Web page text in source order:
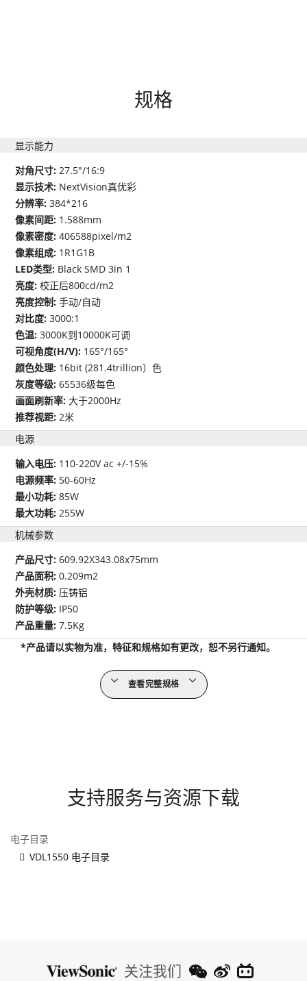
规格
显示能力
对角尺寸: 27.5"/16:9
显示技术: NextVision真优彩
分辨率:384*216
像素间距: 1.588mm
像素密度:406588pixel/m2
像素组成: 1R1G1B
LED类型: Black SMD 3in 1
亮度:校正后800cd/m2
亮度控制:手动/自动
对比度:3000:1
色温:3000K到10000K可调
可视角度(H/V): 165°/165°
颜色处理: 16bit (281.4trillion）色
灰度等级:65536级每色
画面刷新率:大于2000Hz
推荐视距: 2米
电源
输入电压: 110-220V ac +/-15%
电源频率: 50-60Hz
最小功耗:85W
最大功耗: 255W
机械参数
产品尺寸:609.92X343.08x75mm
产品面积:0.209m2
外壳材质: 压铸铝
防护等级: IP50
产品重量:7.5Kg
*产品请以实物为准，特征和规格如有更改，恕不另行通知。
查看完整规格
支持服务与资源下载
电子目录
VDL1550 电子目录
关注我们